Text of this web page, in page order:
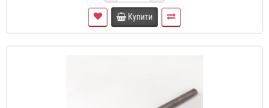
Купити